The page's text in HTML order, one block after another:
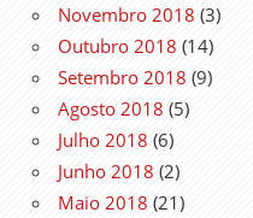
Novembro 2018 (3)
Outubro 2018 (14)
Setembro 2018 (9)
Agosto 2018 (5)
Julho 2018 (6)
Junho 2018 (2)
Maio 2018 (21)